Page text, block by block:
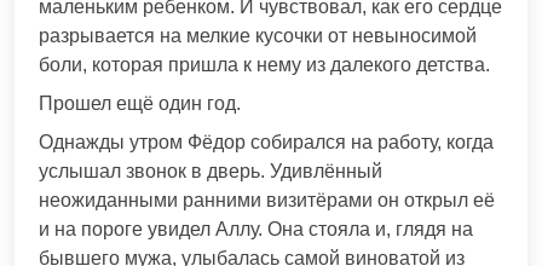
маленьким ребенком. И чувствовал, как его сердце
разрывается на мелкие кусочки от невыносимой
боли, которая пришла к нему из далекого детства.
Прошел ещё один год.
Однажды утром Фёдор собирался на работу, когда
услышал звонок в дверь. Удивлённый
неожиданными ранними визитёрами он открыл её
и на пороге увидел Аллу. Она стояла и, глядя на
бывшего мужа, улыбалась самой виноватой из